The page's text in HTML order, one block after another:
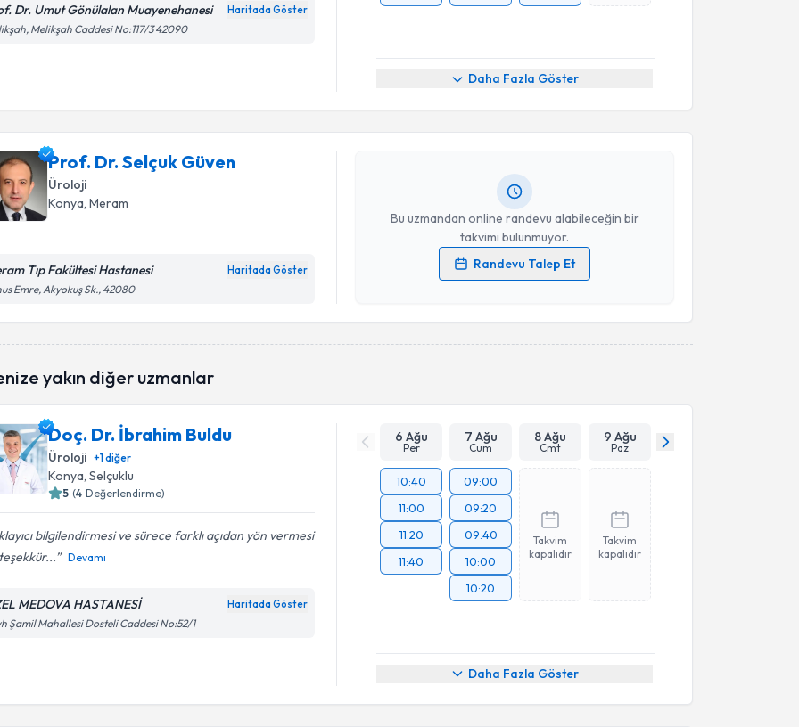
Dr. Umut Gönülalan Muayenehanesi Haritada Göster
Melikşah Caddesi No:117/3 42090
Daha Fazla Göster
Prof. Dr. Selçuk Güven
Üroloji
Konya , Meram
Tıp Fakültesi Hastanesi Haritada Göster
Emre, Akyokuş Sk., 42080
Bu uzmandan online randevu alabileceğin bir
takvimi bulunmuyor.
Randevu Talep Et
Randevu Takvimi Talebi
Kişisel verilerimin işlenmesine ilişkinAydınlatma Metni
yakın diğer uzmanlar
Doç. Dr. İbrahim Buldu
Üroloji +1diğer
Konya , Selçuklu
5 (4 Değerlendirme)
bilgilendirmesi ve sürece farklı açıdan yön vermesi
Devamı
MEDOVA HASTANESİ Haritada Göster
Şamil Mahallesi Dosteli Caddesi No:52/1
6 Ağu
Per
7 Ağu
Cum
8 Ağu
Cmt
9 Ağu
Paz
10:40
11:00
11:20
11:40
09:00
09:20
09:40
10:00
10:20
Takvim
kapalıdır
Takvim
kapalıdır
Daha Fazla Göster
Randevu Takvimi Talebi